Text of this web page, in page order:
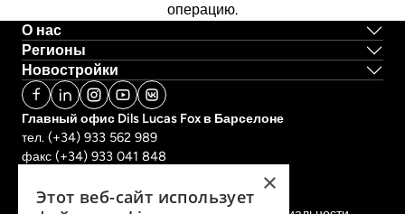
операцию.
О нас
Регионы
Новостройки
Главный офис Dils Lucas Fox в Барселоне
тел. (+34) 933 562 989
факс (+34) 933 041 848
Информация о региональных офисах
×
Этот веб-сайт использует